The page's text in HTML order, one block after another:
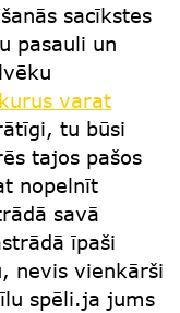
sacīkstes
pasauli un
kurus varat
tu būsi
tajos pašos
nopelnīt
savā
īpaši
nevis vienkārši
spēli.ja jums